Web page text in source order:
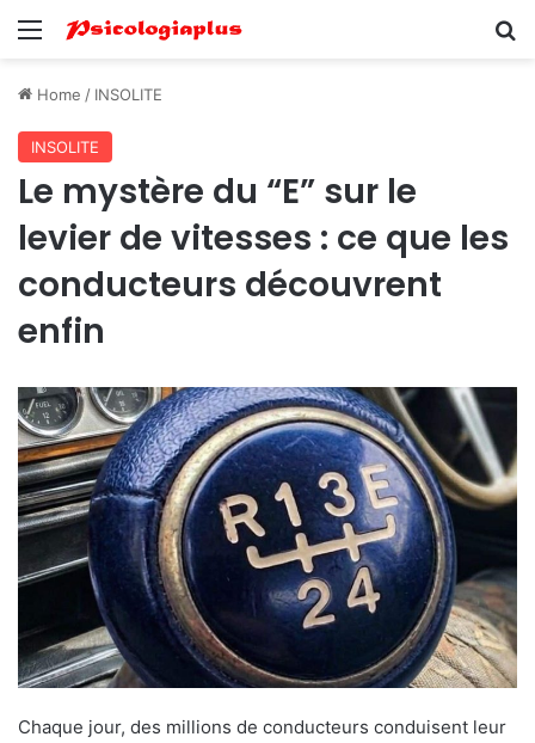
Menu
Home / INSOLITE
INSOLITE
Le mystère du “E” sur le
levier de vitesses : ce que les
conducteurs découvrent
enfin
Chaque jour, des millions de conducteurs conduisent leur